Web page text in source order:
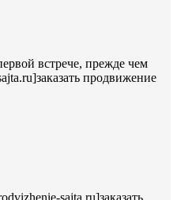
встрече, прежде чем
продвижение